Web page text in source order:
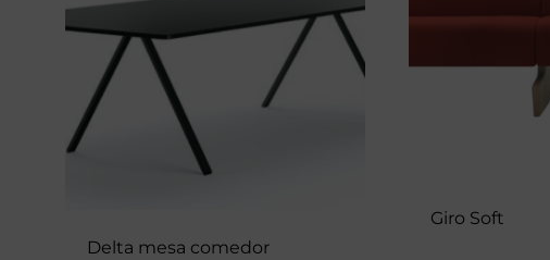
Delta mesa comedor
Giro Soft